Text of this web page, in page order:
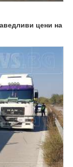
цени на